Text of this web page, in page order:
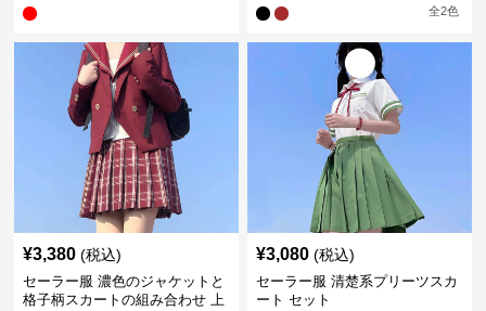
全2色
¥3,380 (税込)
セーラー服 濃色のジャケットと
格子柄スカートの組み合わせ 上
¥3,080 (税込)
セーラー服 清楚系プリーツスカ
ート セット